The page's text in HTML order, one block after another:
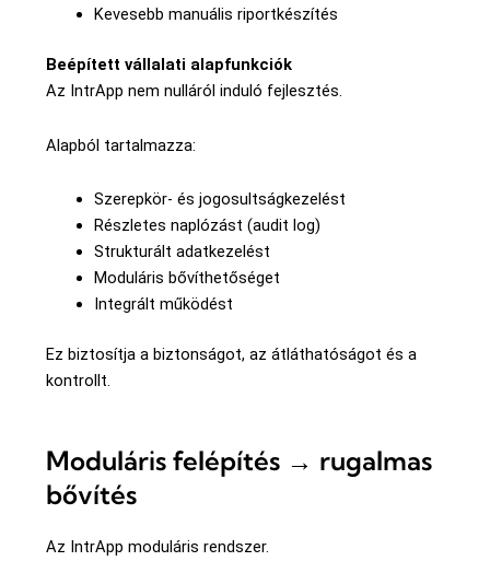
Kevesebb manuális riportkészítés
Beépített vállalati alapfunkciók
Az IntrApp nem nulláról induló fejlesztés.
Alapból tartalmazza:
Szerepkör- és jogosultságkezelést
Részletes naplózást (audit log)
Strukturált adatkezelést
Moduláris bővíthetőséget
Integrált működést
Ez biztosítja a biztonságot, az átláthatóságot és a
kontrollt.
Moduláris felépítés → rugalmas
bővítés
Az IntrApp moduláris rendszer.